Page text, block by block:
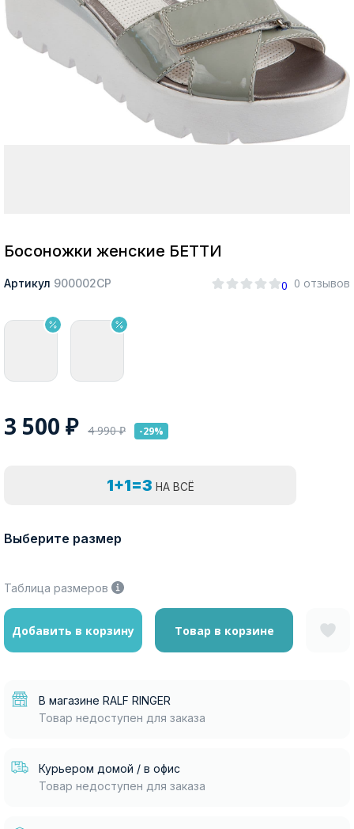
Изменить город
Босоножки женские БЕТТИ
Артикул 900002СР 0 0 отзывов
3 500 ₽ 4 990₽ -29%
1+1=3 НА ВСЁ
Выберите размер
Таблица размеров
Добавить в корзину Товар в корзине
В магазине RALF RINGER
Товар недоступен для заказа
Курьером домой / в офис
Товар недоступен для заказа